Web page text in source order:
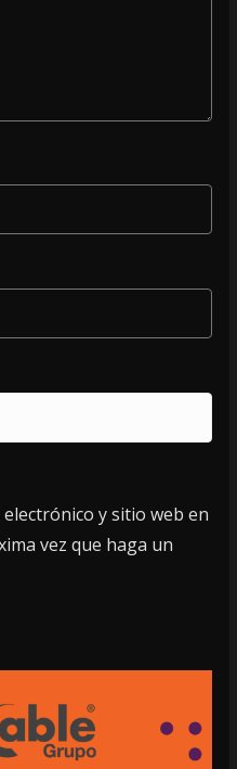
y sitio web en
vez que haga un